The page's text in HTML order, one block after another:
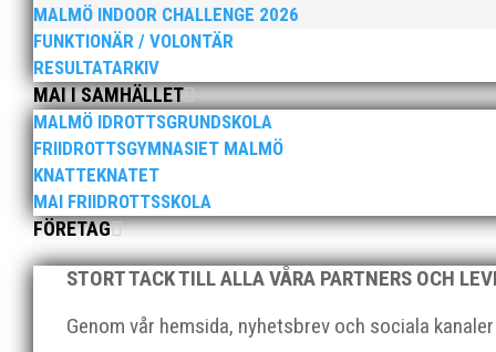
MALMÖ INDOOR CHALLENGE 2026
FUNKTIONÄR / VOLONTÄR
RESULTATARKIV
MAI I SAMHÄLLET
MALMÖ IDROTTSGRUNDSKOLA
FRIIDROTTSGYMNASIET MALMÖ
KNATTEKNATET
MAI FRIIDROTTSSKOLA
FÖRETAG
STORT TACK TILL ALLA VÅRA PARTNERS OCH
Genom vår hemsida, nyhetsbrev och sociala
Som traditionen bjuder så var vi ett helt gäng löpare
runt Pildammsparken (2,7 km respektive 5,4
Klubbchef – Malmö Allmänna Idrottsförening (MAI)
Allmänna Idrottsförening – MAI – söker en